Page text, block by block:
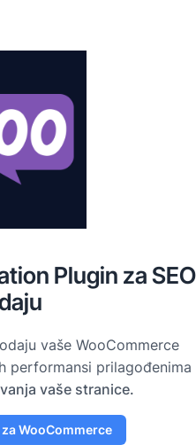
Plugin za SEO
vaše WooCommerce
performansi prilagođenima
vaše stranice.
WooCommerce